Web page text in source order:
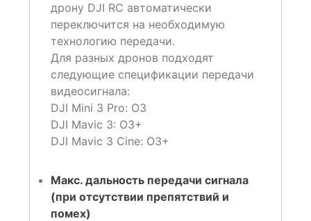
дрону DJI RC автоматически
переключится на необходимую
технологию передачи.
Для разных дронов подходят
следующие спецификации передачи
видеосигнала:
DJI Mini 3 Pro: O3
DJI Mavic 3: O3+
DJI Mavic 3 Cine: O3+
Макс. дальность передачи сигнала
(при отсутствии препятствий и
помех)